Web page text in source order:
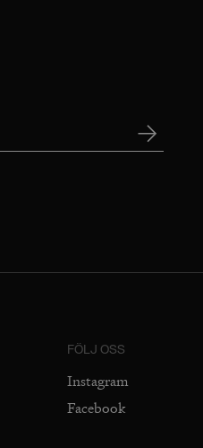
FÖLJ OSS
Instagram
Facebook